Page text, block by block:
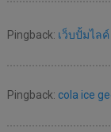
Pingback: เว็บปั้มไลค์
Pingback: cola ice